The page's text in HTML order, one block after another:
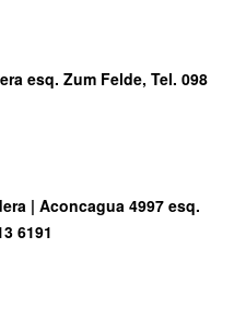
esq. Zum Felde, Tel. 098
| Aconcagua 4997 esq.
6191